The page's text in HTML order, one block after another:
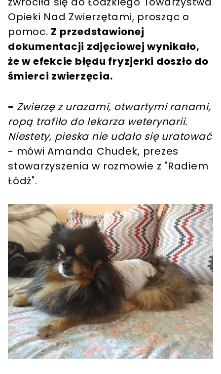
Opieki Nad Zwierzętami, prosząc o
pomoc. Z przedstawionej
dokumentacji zdjęciowej wynikało,
że w efekcie błędu fryzjerki doszło do
śmierci zwierzęcia.
- Zwierzę z urazami, otwartymi ranami,
ropą trafiło do lekarza weterynarii.
Niestety, pieska nie udało się uratować
- mówi Amanda Chudek, prezes
stowarzyszenia w rozmowie z "Radiem
Łódź".